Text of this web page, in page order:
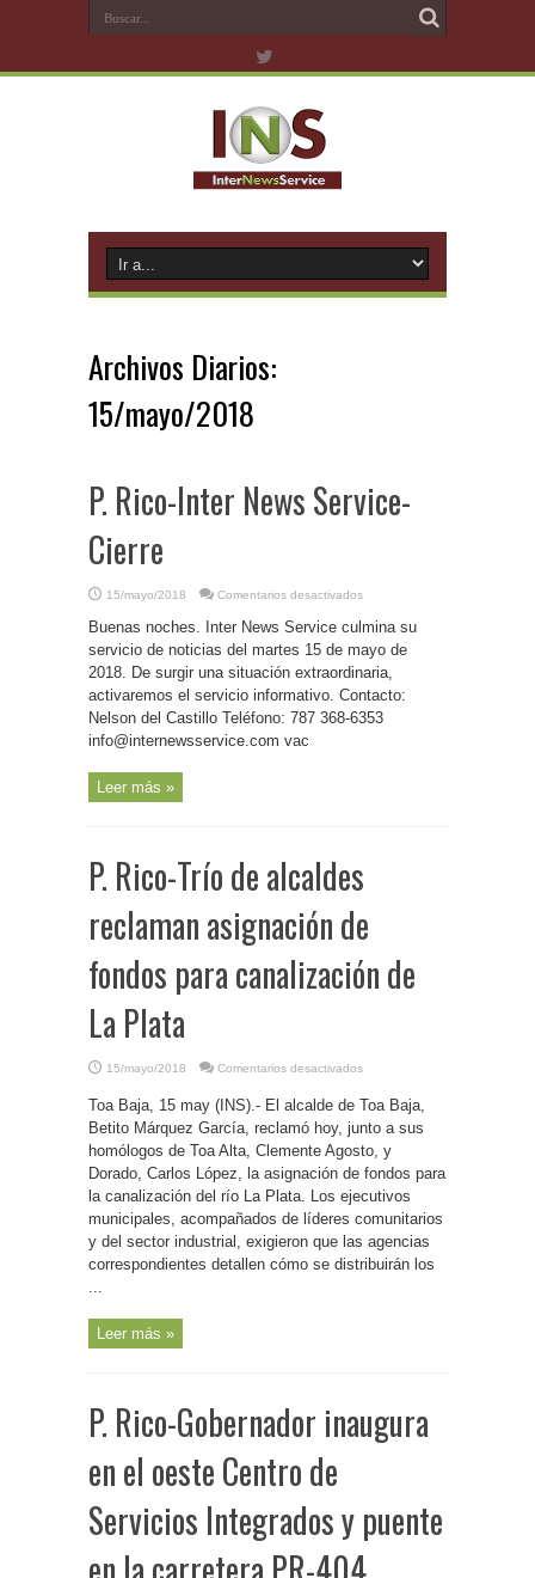
Archivos Diarios:
15/mayo/2018
P. Rico-Inter News Service-
Cierre
15/mayo/2018 Comentarios desactivados
Rico-
Inter
News
Service-
Cierre
Buenas noches. Inter News Service culmina su
servicio de noticias del martes 15 de mayo de
2018. De surgir una situación extraordinaria,
activaremos el servicio informativo. Contacto:
Nelson del Castillo Teléfono: 787 368-6353
info@internewsservice.com vac
Leer más »
P. Rico-Trío de alcaldes
reclaman asignación de
fondos para canalización de
La Plata
15/mayo/2018 Comentarios desactivados
Trío
alcaldes
reclaman
asignación
de
para
canalización
de
La
Plata
Toa Baja, 15 may (INS).- El alcalde de Toa Baja,
Betito Márquez García, reclamó hoy, junto a sus
homólogos de Toa Alta, Clemente Agosto, y
Dorado, Carlos López, la asignación de fondos para
la canalización del río La Plata. Los ejecutivos
municipales, acompañados de líderes comunitarios
y del sector industrial, exigieron que las agencias
correspondientes detallen cómo se distribuirán los
...
Leer más »
P. Rico-Gobernador inaugura
en el oeste Centro de
Servicios Integrados y puente